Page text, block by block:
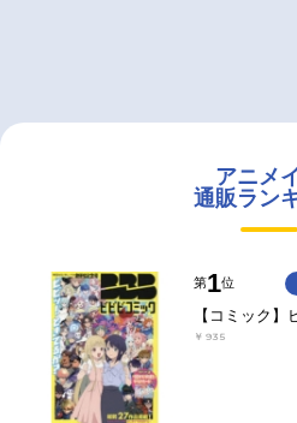
アニメ
通販ラン
第1位
【コミック
￥935